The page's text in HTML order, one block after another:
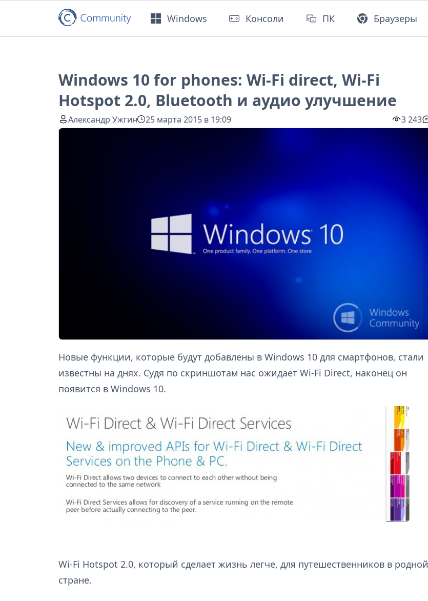
Windows Консоли ПК Браузеры
Windows 10 for phones: Wi-Fi direct, Wi-Fi
Hotspot 2.0, Bluetooth и аудио улучшение
Александр Ужгин 25 марта 2015 в 19:09 3 243
Новые функции, которые будут добавлены в Windows 10 для смартфонов, стали
известны на днях. Судя по скриншотам нас ожидает Wi-Fi Direct, наконец он
появится в Windows 10.
Wi-Fi Hotspot 2.0, который сделает жизнь легче, для путешественников в родной
стране.